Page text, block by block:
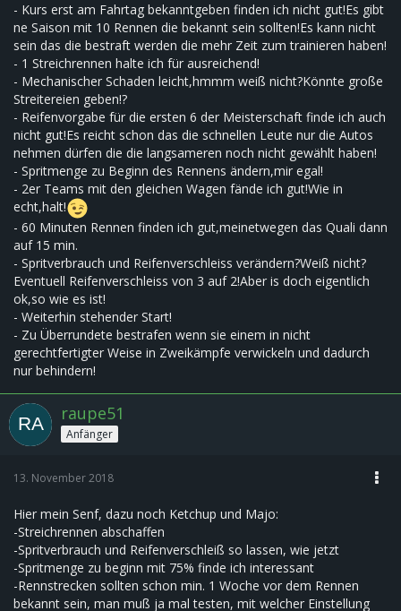
- Kurs erst am Fahrtag bekanntgeben finden ich nicht gut!Es gibt
ne Saison mit 10 Rennen die bekannt sein sollten!Es kann nicht
sein das die bestraft werden die mehr Zeit zum trainieren haben!
- 1 Streichrennen halte ich für ausreichend!
- Mechanischer Schaden leicht,hmmm weiß nicht?Könnte große
Streitereien geben!?
- Reifenvorgabe für die ersten 6 der Meisterschaft finde ich auch
nicht gut!Es reicht schon das die schnellen Leute nur die Autos
nehmen dürfen die die langsameren noch nicht gewählt haben!
- Spritmenge zu Beginn des Rennens ändern,mir egal!
- 2er Teams mit den gleichen Wagen fände ich gut!Wie in
echt,halt!
- 60 Minuten Rennen finden ich gut,meinetwegen das Quali dann
auf 15 min.
- Spritverbrauch und Reifenverschleiss verändern?Weiß nicht?
Eventuell Reifenverschleiss von 3 auf 2!Aber is doch eigentlich
ok,so wie es ist!
- Weiterhin stehender Start!
- Zu Überrundete bestrafen wenn sie einem in nicht
gerechtfertigter Weise in Zweikämpfe verwickeln und dadurch
nur behindern!
raupe51
Anfänger
13. November 2018
Hier mein Senf, dazu noch Ketchup und Majo:
-Streichrennen abschaffen
-Spritverbrauch und Reifenverschleiß so lassen, wie jetzt
-Spritmenge zu beginn mit 75% finde ich interessant
-Rennstrecken sollten schon min. 1 Woche vor dem Rennen
bekannt sein, man muß ja mal testen, mit welcher Einstellung